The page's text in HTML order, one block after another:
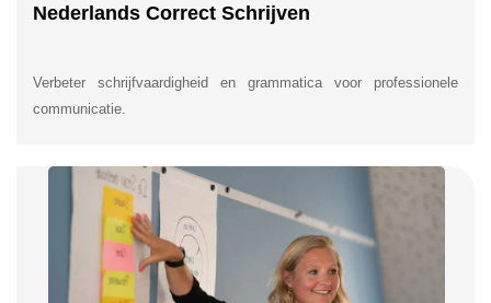
Nederlands Correct Schrijven
Verbeter schrijfvaardigheid en grammatica voor professionele
communicatie.